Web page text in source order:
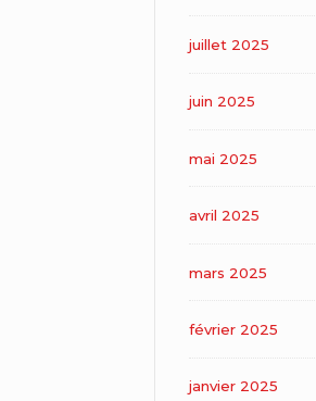
juillet 2025
juin 2025
mai 2025
avril 2025
mars 2025
février 2025
janvier 2025